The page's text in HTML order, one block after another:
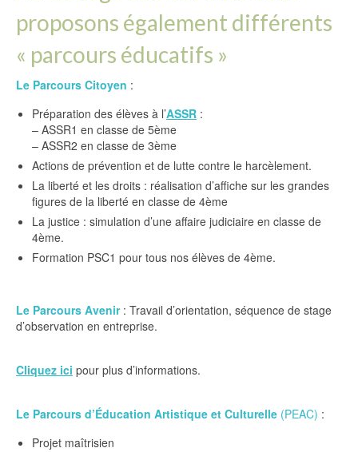
proposons également différents
« parcours éducatifs »
Le Parcours Citoyen :
Préparation des élèves à l’ASSR :
– ASSR1 en classe de 5ème
– ASSR2 en classe de 3ème
Actions de prévention et de lutte contre le harcèlement.
La liberté et les droits : réalisation d’affiche sur les grandes
figures de la liberté en classe de 4ème
La justice : simulation d’une affaire judiciaire en classe de
4ème.
Formation PSC1 pour tous nos élèves de 4ème.
Le Parcours Avenir: Travail d’orientation, séquence de stage
d’observation en entreprise.
Cliquez ici pour plus d’informations.
Le Parcours d’Éducation Artistique et Culturelle (PEAC) :
Projet maîtrisien